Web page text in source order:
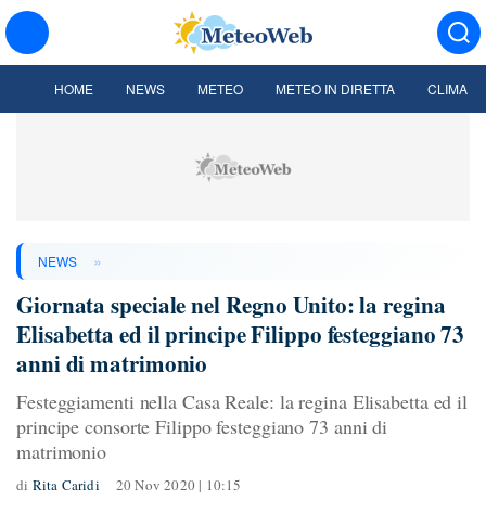
HOME NEWS METEO METEO IN DIRETTA CLIMA
NEWS »
Giornata speciale nel Regno Unito: la regina
Elisabetta ed il principe Filippo festeggiano 73
anni di matrimonio
Festeggiamenti nella Casa Reale: la regina Elisabetta ed il
principe consorte Filippo festeggiano 73 anni di
matrimonio
di Rita Caridi 20 Nov 2020 | 10:15